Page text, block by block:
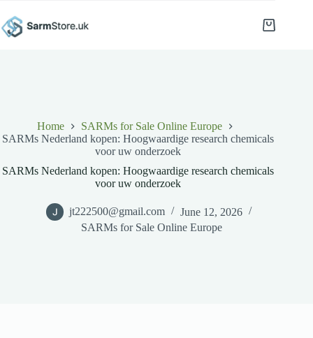
to
content
Shopping
Home
SARMs for Sale Online Europe
SARMs Nederland kopen: Hoogwaardige research chemicals
voor uw onderzoek
SARMs Nederland kopen: Hoogwaardige research chemicals
voor uw onderzoek
jt222500@gmail.com
June 12, 2026
SARMs for Sale Online Europe